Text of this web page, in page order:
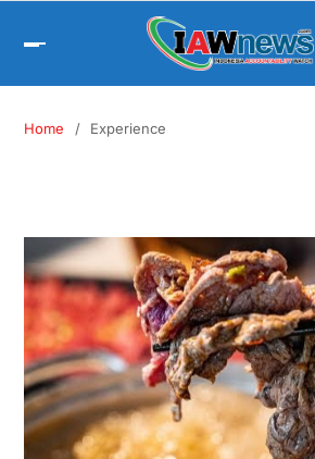
Home Experience